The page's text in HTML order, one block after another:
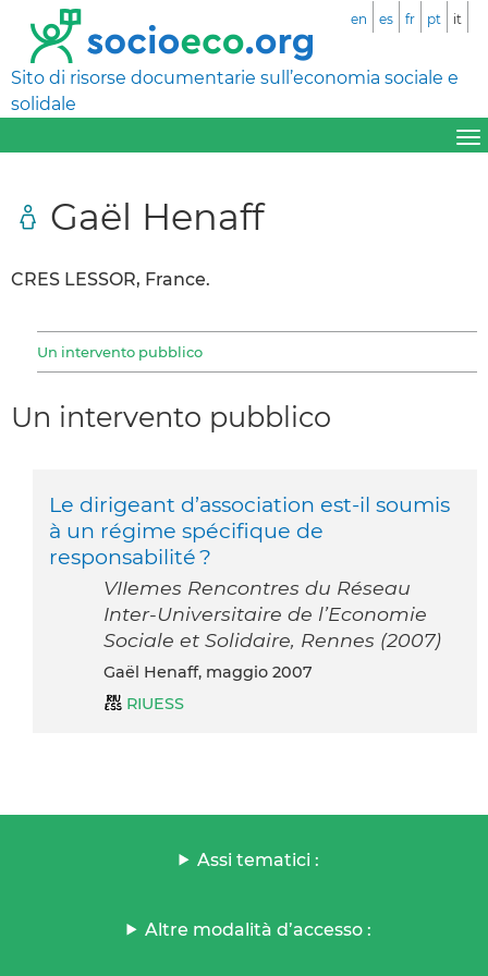
Sito di risorse documentarie sull’economia sociale e
solidale
en es fr pt it
Gaël Henaff
CRES LESSOR, France.
Un intervento pubblico
Un intervento pubblico
Le dirigeant d’association est-il soumis
à un régime spécifique de
responsabilité ?
VIIemes Rencontres du Réseau
Inter-Universitaire de l’Economie
Sociale et Solidaire, Rennes (2007)
Gaël Henaff, maggio 2007
RIUESS
Assi tematici :
Altre modalità d’accesso :